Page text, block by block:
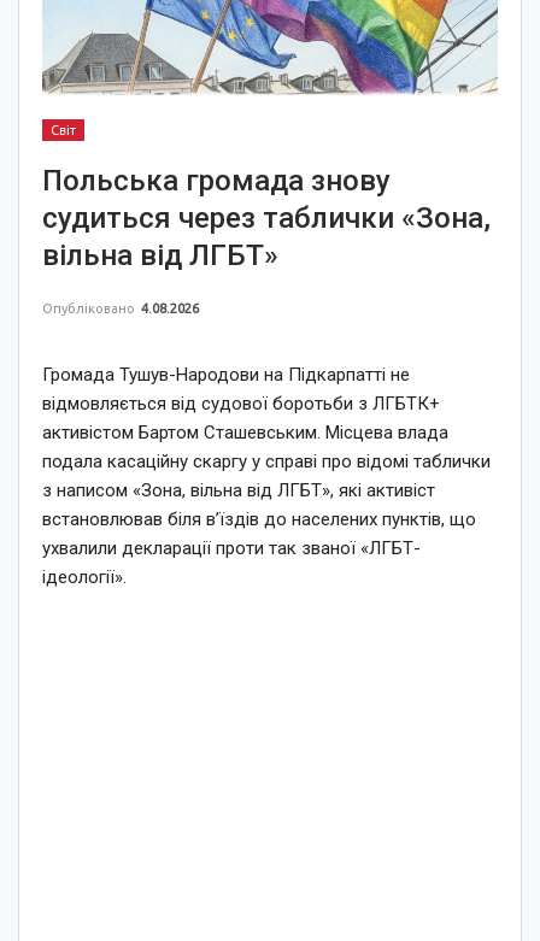
Світ
Польська громада знову
судиться через таблички «Зона,
вільна від ЛГБТ»
Опубліковано 4.08.2026
Громада Тушув-Народови на Підкарпатті не
відмовляється від судової боротьби з ЛГБТК+
активістом Бартом Сташевським. Місцева влада
подала касаційну скаргу у справі про відомі таблички
з написом «Зона, вільна від ЛГБТ», які активіст
встановлював біля в’їздів до населених пунктів, що
ухвалили декларації проти так званої «ЛГБТ-
ідеології».